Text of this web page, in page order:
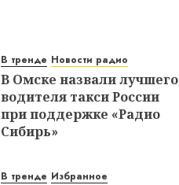
В тренде Новости радио
В Омске назвали лучшего
водителя такси России
при поддержке «Радио
Сибирь»
В тренде Избранное